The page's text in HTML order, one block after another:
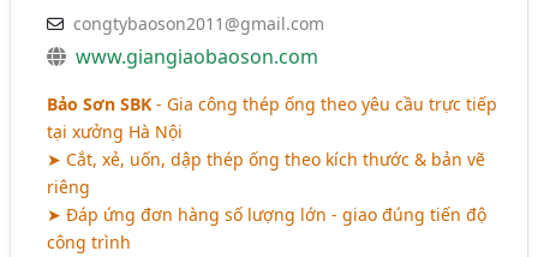
congtybaoson2011@gmail.com
www.giangiaobaoson.com
Bảo Sơn SBK - Gia công thép ống theo yêu cầu trực tiếp
tại xưởng Hà Nội
➤ Cắt, xẻ, uốn, dập thép ống theo kích thước & bản vẽ
riêng
➤ Đáp ứng đơn hàng số lượng lớn - giao đúng tiến độ
công trình